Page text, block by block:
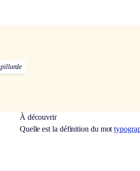
pillarde
À découvrir
Quelle est la définition du mot